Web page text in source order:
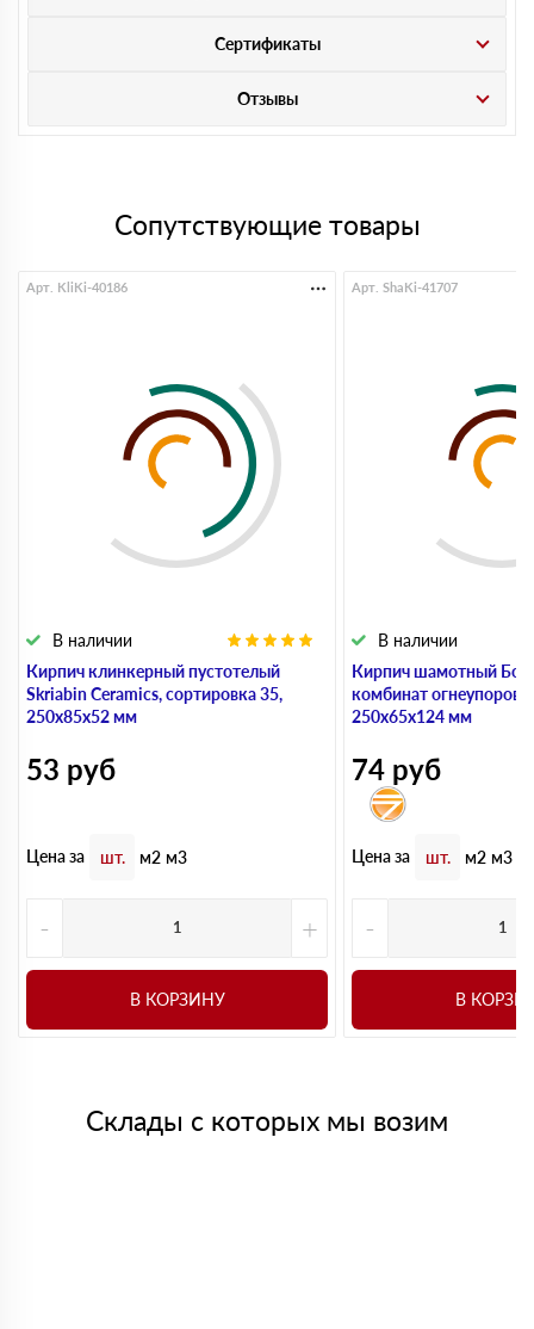
Сертификаты
Отзывы
Сопутствующие товары
Кирпич клинкерный пустотелый
Skriabin Ceramics, сортировка 35,
250х85х52 мм
В наличии
Арт. KliKi-40186
53 руб
Цена за шт. м2 м3
- +
В КОРЗИНУ
Кирпич шамотный
комбинат огнеупоров
250х65х124 мм
В наличии
Арт. ShaKi-41707
74 руб
Цена за шт. м2 м3
-
В
Склады с которых мы возим